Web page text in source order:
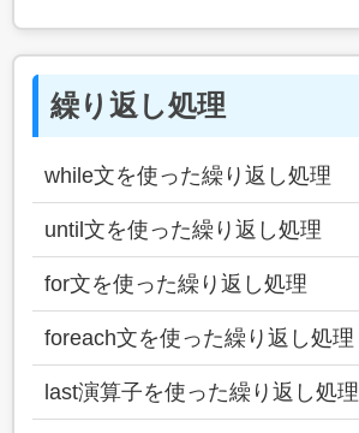
繰り返し処理
while文を使った繰り返し処理
until文を使った繰り返し処理
for文を使った繰り返し処理
foreach文を使った繰り返し処理
last演算子を使った繰り返し処